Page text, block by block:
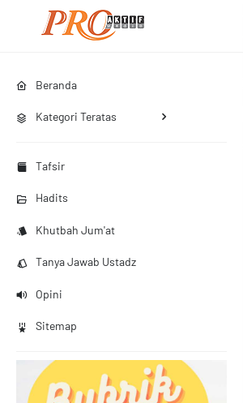
Beranda
Kategori Teratas
Tafsir
Hadits
Khutbah Jum'at
Tanya Jawab Ustadz
Opini
Sitemap